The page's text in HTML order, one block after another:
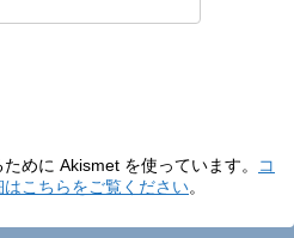
めに Akismet を使っています。
コ
こちらをご覧ください。